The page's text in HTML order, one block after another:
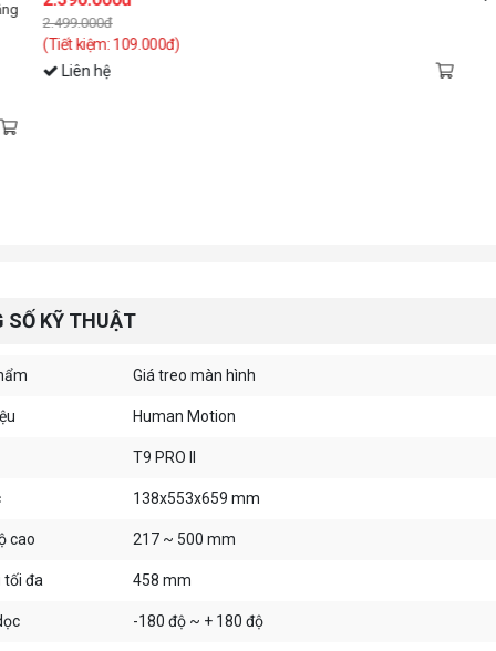
SỐ KỸ THUẬT
Giá treo màn hình
Human Motion
T9 PRO II
138x553x659 mm
cao 217 ~ 500 mm
tối đa 458 mm
-180 độ ~ + 180 độ